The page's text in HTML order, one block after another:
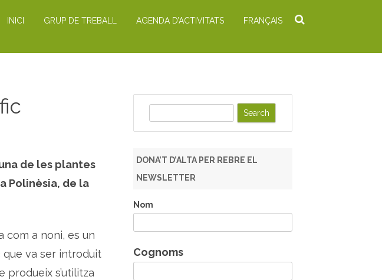
INICI GRUP DE TREBALL AGENDA D’ACTIVITATS FRANÇAIS
de les plantes
Polinèsia, de la
com a noni, es un
que va ser introduit
produeix s’utilitza
h
DONA’T D’ALTA PER REBRE EL
NEWSLETTER
Nom
Cognoms